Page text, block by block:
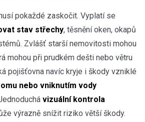
pokaždé zaskočit. Vyplatí se
stav střechy, těsnění oken, okapů
Zvlášť starší nemovitosti mohou
mohou při prudkém dešti nebo větru
pojišťovna navíc kryje i škody vzniklé
nebo vniknutím vody
vizuální kontrola
výrazně snížit riziko větší škody.